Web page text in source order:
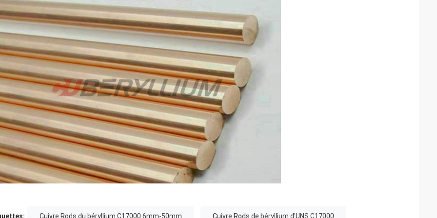
Cuivre Rods du béryllium C17000 6mm-50mm Cuivre Rods de béryllium d'UNS C17000